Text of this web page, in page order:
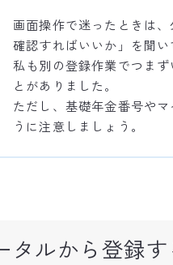
画面操作で迷ったときは
確認すればいいか」を聞い
私も別の登録作業でつま
とがありました。
ただし、基礎年金番号や
うに注意しましょう。
タルから登録